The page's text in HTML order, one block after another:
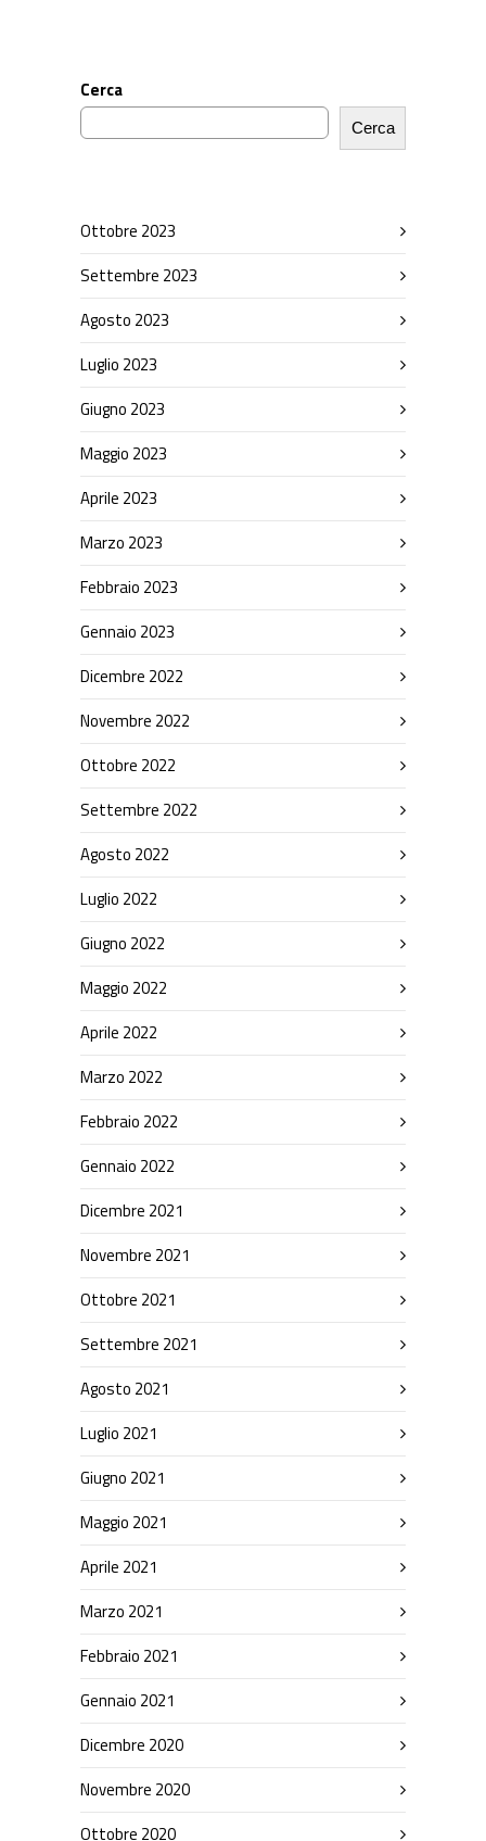
Cerca
Cerca
Ottobre 2023
Settembre 2023
Agosto 2023
Luglio 2023
Giugno 2023
Maggio 2023
Aprile 2023
Marzo 2023
Febbraio 2023
Gennaio 2023
Dicembre 2022
Novembre 2022
Ottobre 2022
Settembre 2022
Agosto 2022
Luglio 2022
Giugno 2022
Maggio 2022
Aprile 2022
Marzo 2022
Febbraio 2022
Gennaio 2022
Dicembre 2021
Novembre 2021
Ottobre 2021
Settembre 2021
Agosto 2021
Luglio 2021
Giugno 2021
Maggio 2021
Aprile 2021
Marzo 2021
Febbraio 2021
Gennaio 2021
Dicembre 2020
Novembre 2020
Ottobre 2020